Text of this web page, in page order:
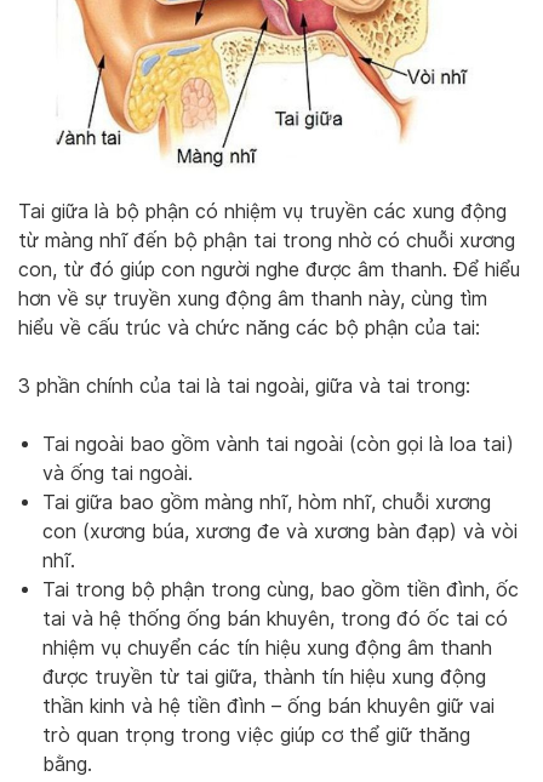
Tai giữa là bộ phận có nhiệm vụ truyền các xung động
từ màng nhĩ đến bộ phận tai trong nhờ có chuỗi xương
con, từ đó giúp con người nghe được âm thanh. Để hiểu
hơn về sự truyền xung động âm thanh này, cùng tìm
hiểu về cấu trúc và chức năng các bộ phận của tai:
3 phần chính của tai là tai ngoài, giữa và tai trong:
Tai ngoài bao gồm vành tai ngoài (còn gọi là loa tai)
và ống tai ngoài.
Tai giữa bao gồm màng nhĩ, hòm nhĩ, chuỗi xương
con (xương búa, xương đe và xương bàn đạp) và vòi
nhĩ.
Tai trong bộ phận trong cùng, bao gồm tiền đình, ốc
tai và hệ thống ống bán khuyên, trong đó ốc tai có
nhiệm vụ chuyển các tín hiệu xung động âm thanh
được truyền từ tai giữa, thành tín hiệu xung động
thần kinh và hệ tiền đình – ống bán khuyên giữ vai
trò quan trọng trong việc giúp cơ thể giữ thăng
bằng.